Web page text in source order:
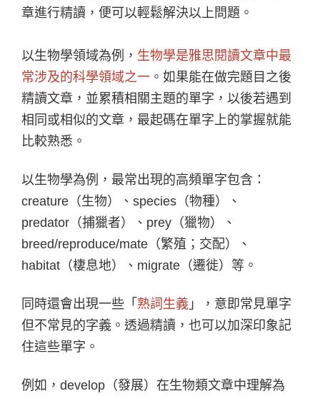
章進行精讀，便可以輕鬆解決以上問題。
以生物學領域為例， 生物學是雅思閱讀文章中最
常涉及的科學領域之一 。如果能在做完題目之後
精讀文章，並累積相關主題的單字，以後若遇到
相同或相似的文章，最起碼在單字上的掌握就能
比較熟悉。
以生物學為例，最常出現的高頻單字包含：
creature（生物）、species（物種）、
predator（捕獵者）、prey（獵物）、
breed/reproduce/mate（繁殖；交配）、
habitat（棲息地）、migrate（遷徙）等。
同時還會出現一些「 熟詞生義 」，意即常見單字
但不常見的字義。透過精讀，也可以加深印象記
住這些單字。
例如，develop（發展）在生物類文章中理解為